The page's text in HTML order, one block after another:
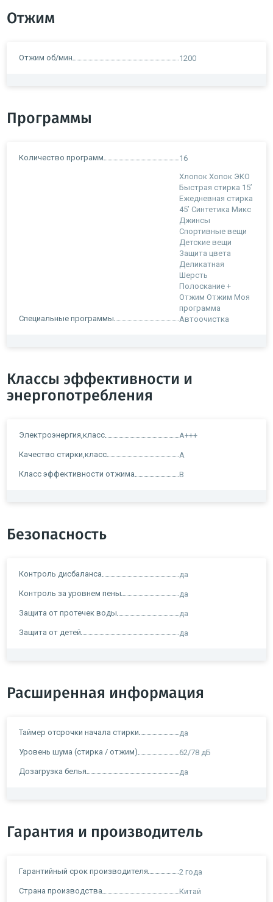
Отжим
Отжим об/мин 1200
Программы
Количество программ 16
Специальные программы
Хлопок Хопок ЭКО
Быстрая стирка 15’
Ежедневная стирка
45’ Синтетика Микс
Джинсы
Спортивные вещи
Детские вещи
Защита цвета
Деликатная
Шерсть
Полоскание +
Отжим Отжим Моя
программа
Автоочистка
Классы эффективности и
энергопотребления
Электроэнергия,класс A+++
Качество стирки,класс A
Класс эффективности отжима B
Безопасность
Контроль дисбаланса да
Контроль за уровнем пены да
Защита от протечек воды да
Защита от детей да
Расширенная информация
Таймер отсрочки начала стирки да
Уровень шума (стирка / отжим) 62/78 дБ
Дозагрузка белья да
Гарантия и производитель
Гарантийный срок производителя 2 года
Страна производства Китай